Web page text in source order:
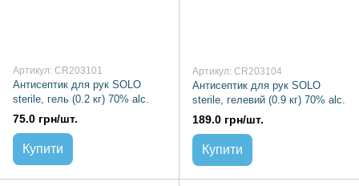
Артикул: CR203101
Антисептик для рук SOLO
sterile, гель (0.2 кг) 70% alc.
75.0 грн/шт.
Купити
Артикул: CR203104
Антисептик для рук SOLO
sterile, гелевий (0.9 кг) 70% alc.
189.0 грн/шт.
Купити